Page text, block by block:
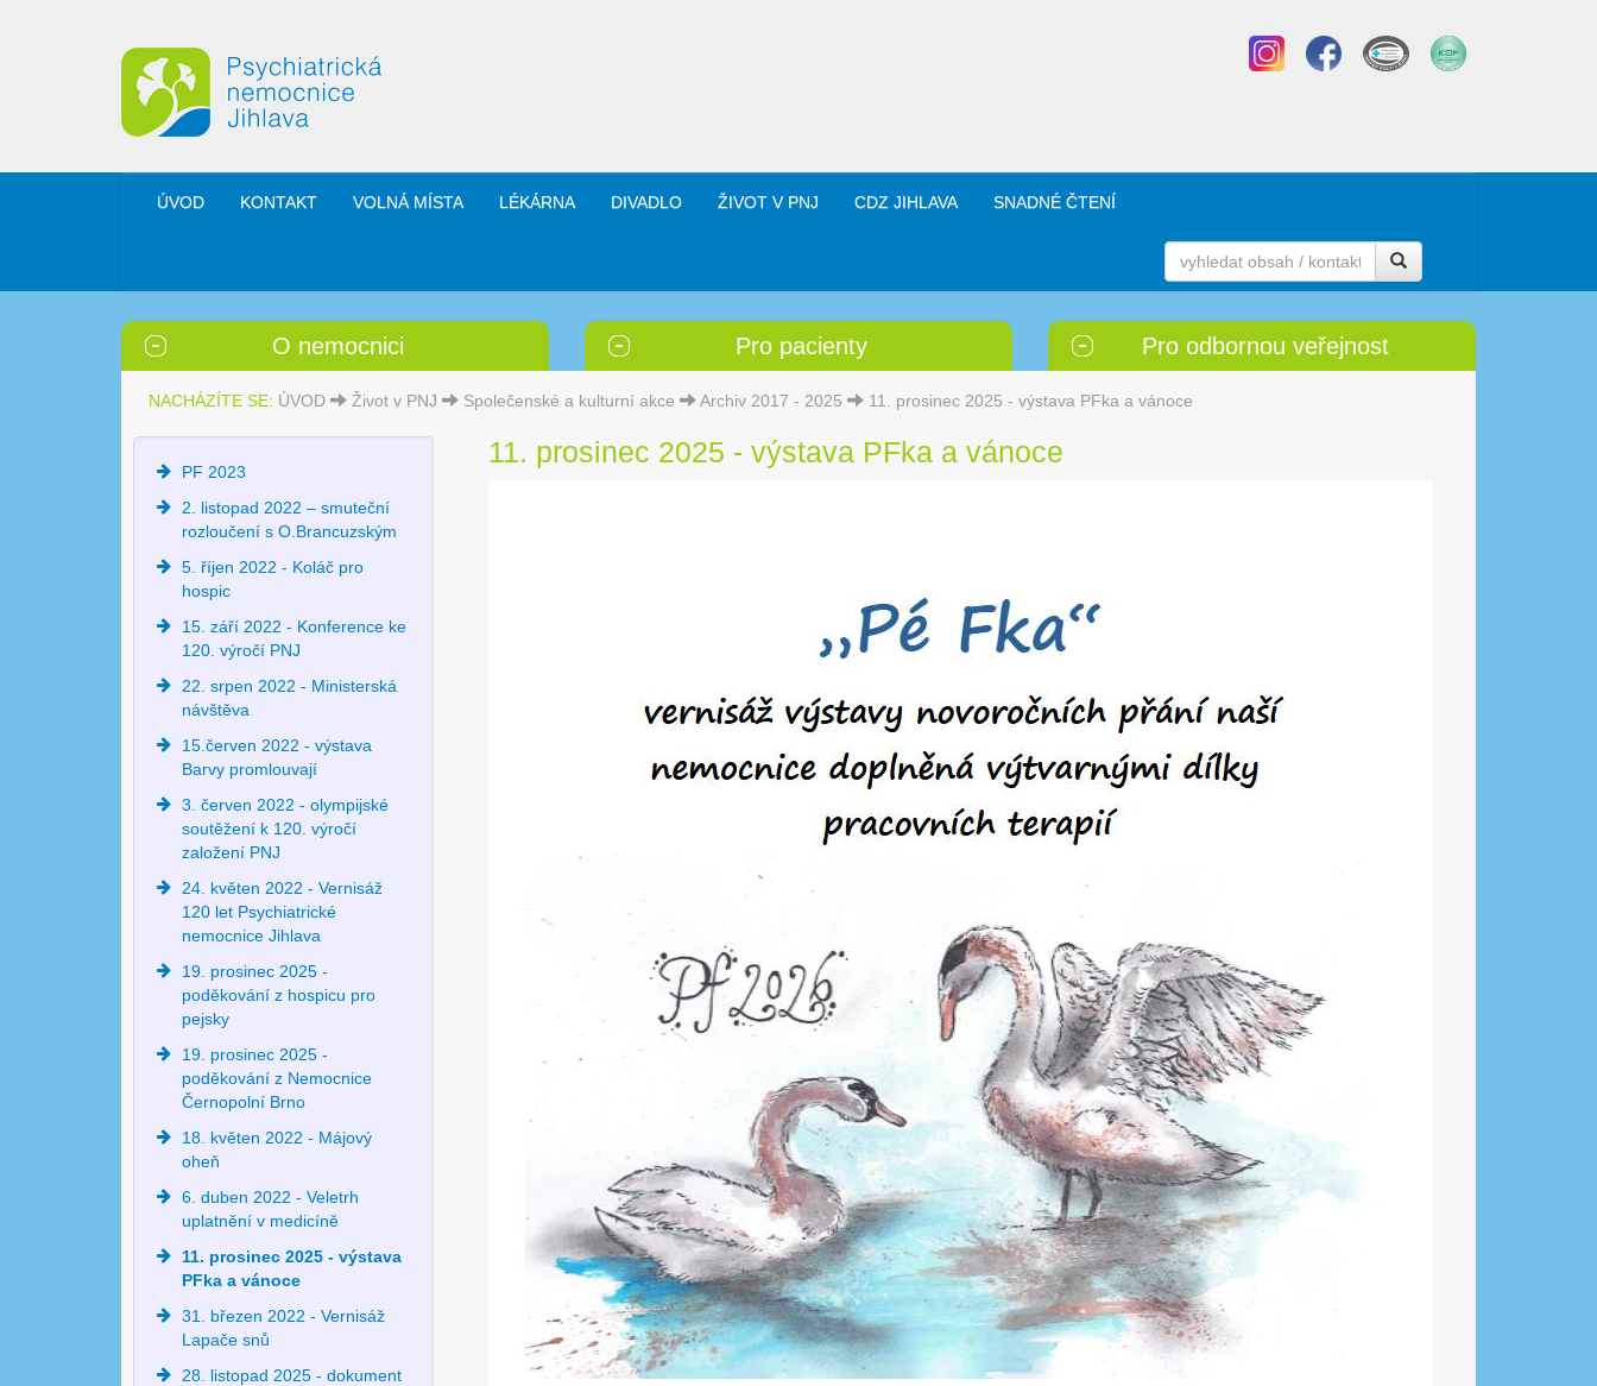
ÚVOD KONTAKT VOLNÁ MÍSTA LÉKÁRNA DIVADLO ŽIVOT V PNJ CDZ JIHLAVA SNADNÉ ČTENÍ
O nemocnici Pro pacienty Pro odbornou veřejnost
NACHÁZÍTE SE: ÚVOD Život v PNJ Společenské a kulturní akce Archiv 2017 - 2025 11. prosinec 2025 - výstava PFka a vánoce
PF 2023
2. listopad 2022 – smuteční
rozloučení s O.Brancuzským
5. říjen 2022 - Koláč pro
hospic
15. září 2022 - Konference ke
120. výročí PNJ
22. srpen 2022 - Ministerská
návštěva
15.červen 2022 - výstava
Barvy promlouvají
3. červen 2022 - olympijské
soutěžení k 120. výročí
založení PNJ
24. květen 2022 - Vernisáž
120 let Psychiatrické
nemocnice Jihlava
19. prosinec 2025 -
poděkování z hospicu pro
pejsky
19. prosinec 2025 -
poděkování z Nemocnice
Černopolní Brno
18. květen 2022 - Májový
oheň
6. duben 2022 - Veletrh
uplatnění v medicíně
11. prosinec 2025 - výstava
PFka a vánoce
31. březen 2022 - Vernisáž
Lapače snů
28. listopad 2025 - dokument
11. prosinec 2025 - výstava PFka a vánoce